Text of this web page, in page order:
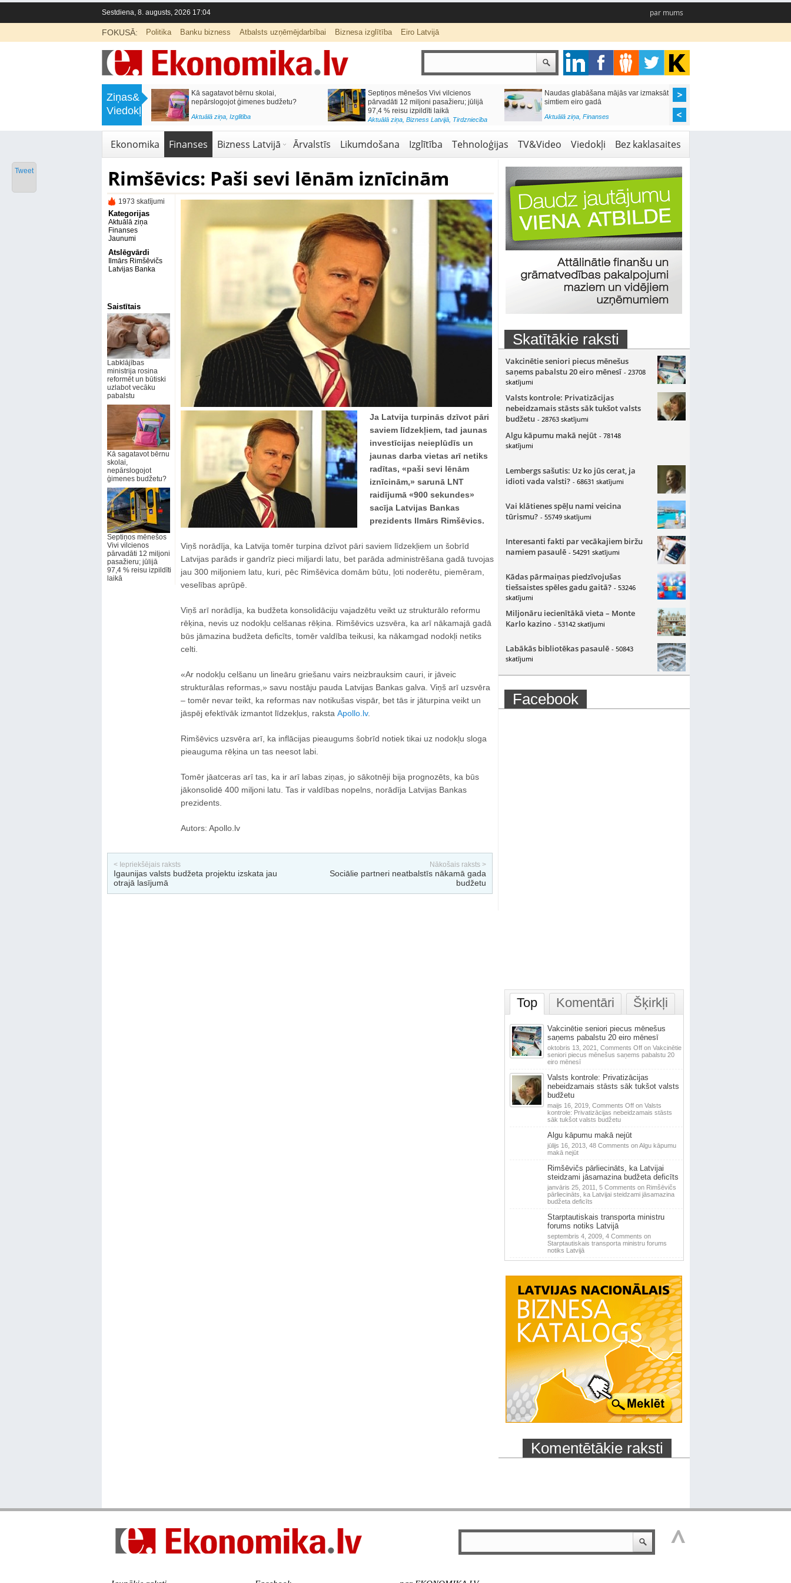
Sestdiena, 8. augusts, 2026 17:04 par mums
FOKUSĀ: Politika Banku bizness Atbalsts uzņēmējdarbībai Biznesa izglītība Eiro Latvijā
Ziņas&
Viedokļi
Labklājības ministrija rosina reformēt
un būtiski uzlabot vecāku pabalstu
Kā sagatavot bērnu skolai,
nepārslogojot ģimenes budžetu?
Aktuālā ziņa, Izglītība
Septiņos mēnešos Vivi vilcienos
pārvadāti 12 miljoni pasažieru; jūlijā
97,4 % reisu izpildīti laikā
Aktuālā ziņa, Bizness Latvijā, Tirdzniecība
Naudas glabāšana mājās var izmaksāt
simtiem eiro gadā
Aktuālā ziņa, Finanses
Ekonomika Finanses Bizness Latvijā Ārvalstīs Likumdošana Izglītība Tehnoloģijas TV&Video Viedokļi Bez kaklasaites
Rimšēvics: Paši sevi lēnām iznīcinām
1973 skatījumi
Kategorijas
Aktuālā ziņa
Finanses
Jaunumi
Atslēgvārdi
Ilmārs Rimšēvičs
Latvijas Banka
Saistītais
Labklājības
ministrija rosina
reformēt un būtiski
uzlabot vecāku
pabalstu
Kā sagatavot bērnu
skolai,
nepārslogojot
ģimenes budžetu?
Septiņos mēnešos
Vivi vilcienos
pārvadāti 12 miljoni
pasažieru; jūlijā
97,4 % reisu izpildīti
laikā
Ja Latvija turpinās dzīvot pāri
saviem līdzekļiem, tad jaunas
investīcijas neieplūdīs un
jaunas darba vietas arī netiks
radītas, «paši sevi lēnām
iznīcinām,» sarunā LNT
raidījumā «900 sekundes»
sacīja Latvijas Bankas
prezidents Ilmārs Rimšēvics.
Viņš norādīja, ka Latvija tomēr turpina dzīvot pāri saviem līdzekļiem un šobrīd
Latvijas parāds ir gandrīz pieci miljardi latu, bet parāda administrēšana gadā tuvojas
jau 300 miljoniem latu, kuri, pēc Rimšēvica domām būtu, ļoti noderētu, piemēram,
veselības aprūpē.
Viņš arī norādīja, ka budžeta konsolidāciju vajadzētu veikt uz strukturālo reformu
rēķina, nevis uz nodokļu celšanas rēķina. Rimšēvics uzsvēra, ka arī nākamajā gadā
būs jāmazina budžeta deficīts, tomēr valdība teikusi, ka nākamgad nodokļi netiks
celti.
«Ar nodokļu celšanu un lineāru griešanu vairs neizbrauksim cauri, ir jāveic
strukturālas reformas,» savu nostāju pauda Latvijas Bankas galva. Viņš arī uzsvēra
– tomēr nevar teikt, ka reformas nav notikušas vispār, bet tās ir jāturpina veikt un
jāspēj efektīvāk izmantot līdzekļus, raksta Apollo.lv.
Rimšēvics uzsvēra arī, ka inflācijas pieaugums šobrīd notiek tikai uz nodokļu sloga
pieauguma rēķina un tas neesot labi.
Tomēr jāatceras arī tas, ka ir arī labas ziņas, jo sākotnēji bija prognozēts, ka būs
jākonsolidē 400 miljoni latu. Tas ir valdības nopelns, norādīja Latvijas Bankas
prezidents.
Autors: Apollo.lv
< Iepriekšējais raksts
Igaunijas valsts budžeta projektu izskata jau
otrajā lasījumā
Nākošais raksts >
Sociālie partneri neatbalstīs nākamā gada
budžetu
Skatītākie raksti
Vakcinētie seniori piecus mēnešus
saņems pabalstu 20 eiro mēnesī - 23708
skatījumi
Valsts kontrole: Privatizācijas
nebeidzamais stāsts sāk tukšot valsts
budžetu - 28763 skatījumi
Algu kāpumu makā nejūt - 78148
skatījumi
Lembergs sašutis: Uz ko jūs cerat, ja
idioti vada valsti? - 68631 skatījumi
Vai klātienes spēļu nami veicina
tūrismu? - 55749 skatījumi
Interesanti fakti par vecākajiem biržu
namiem pasaulē - 54291 skatījumi
Kādas pārmaiņas piedzīvojušas
tiešsaistes spēles gadu gaitā? - 53246
skatījumi
Miljonāru iecienītākā vieta – Monte
Karlo kazino - 53142 skatījumi
Labākās bibliotēkas pasaulē - 50843
skatījumi
Facebook
Top Komentāri Šķirkļi
Vakcinētie seniori piecus mēnešus
saņems pabalstu 20 eiro mēnesī
oktobris 13, 2021, Comments Offon Vakcinētie
seniori piecus mēnešus saņems pabalstu 20
eiro mēnesī
Valsts kontrole: Privatizācijas
nebeidzamais stāsts sāk tukšot valsts
budžetu
maijs 16, 2019, Comments Offon Valsts
kontrole: Privatizācijas nebeidzamais stāsts
sāk tukšot valsts budžetu
Algu kāpumu makā nejūt
jūlijs 16, 2013, 48 Comments on Algu kāpumu
makā nejūt
Rimšēvičs pārliecināts, ka Latvijai
steidzami jāsamazina budžeta deficīts
janvāris 25, 2011, 5 Comments on Rimšēvičs
pārliecināts, ka Latvijai steidzami jāsamazina
budžeta deficīts
Starptautiskais transporta ministru
forums notiks Latvijā
septembris 4, 2009, 4 Comments on
Starptautiskais transporta ministru forums
notiks Latvijā
Komentētākie raksti
Tweet